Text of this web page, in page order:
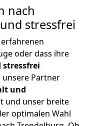
nach
stressfrei
oder dass ihre
stressfrei
Partner
und
und unser breite
optimalen Wahl